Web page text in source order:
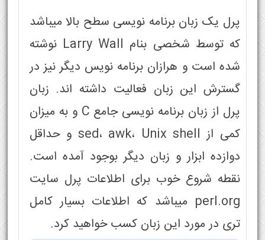
پرل یک زبان برنامه نویسی سطح بالا میباشد
که توسط شخصی بنام Larry Wall نوشته
شده است و هرازان برنامه نویس دیگر نیز در
گسترش این زبان فعالیت داشته اند. زبان
پرل از زبان برنامه نویسی جامع C و به میزان
کمی از sed، awk، Unix shell و حداقل
دوازده ابزار و زبان دیگر بوجود آمده است.
نقطه شروع خوب برای اطلاعات پرل سایت
perl.org میباشد که اطلاعات بسیار کامل
تری در مورد این زبان کسب خواهید کرد.